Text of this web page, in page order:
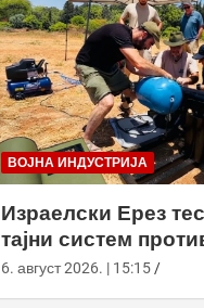
ВОЈНА ИНДУСТРИЈА
Израелски Ерез
тајни систем
са капсулом и
6. август 2026. | 15:15